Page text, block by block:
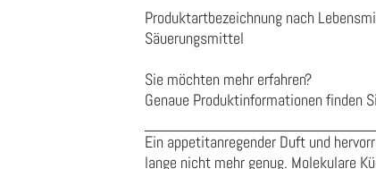
Produktartbezeichnung nach
Säuerungsmittel
Sie möchten mehr erfahren?
Genaue Produktinformationen finden
Ein appetitanregender Duft und
lange nicht mehr genug. Molekulare